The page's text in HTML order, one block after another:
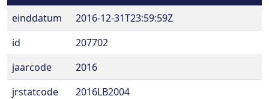
einddatum
2016-12-31T23:59:59Z
id
207702
jaarcode
2016
jrstatcode
2016LB2004